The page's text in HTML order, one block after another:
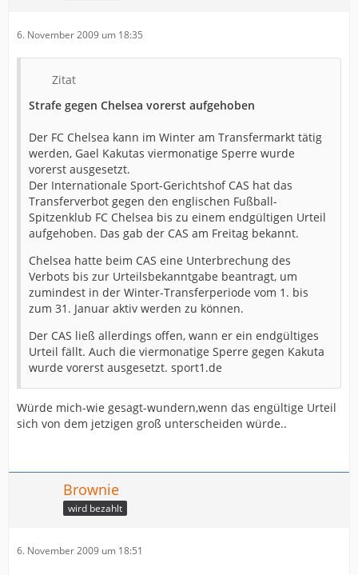
6. November 2009 um 18:35
Zitat
Strafe gegen Chelsea vorerst aufgehoben
Der FC Chelsea kann im Winter am Transfermarkt tätig
werden, Gael Kakutas viermonatige Sperre wurde
vorerst ausgesetzt.
Der Internationale Sport-Gerichtshof CAS hat das
Transferverbot gegen den englischen Fußball-
Spitzenklub FC Chelsea bis zu einem endgültigen Urteil
aufgehoben. Das gab der CAS am Freitag bekannt.
Chelsea hatte beim CAS eine Unterbrechung des
Verbots bis zur Urteilsbekanntgabe beantragt, um
zumindest in der Winter-Transferperiode vom 1. bis
zum 31. Januar aktiv werden zu können.
Der CAS ließ allerdings offen, wann er ein endgültiges
Urteil fällt. Auch die viermonatige Sperre gegen Kakuta
wurde vorerst ausgesetzt. sport1.de
Würde mich-wie gesagt-wundern,wenn das engültige Urteil
sich von dem jetzigen groß unterscheiden würde..
Brownie
wird bezahlt
6. November 2009 um 18:51